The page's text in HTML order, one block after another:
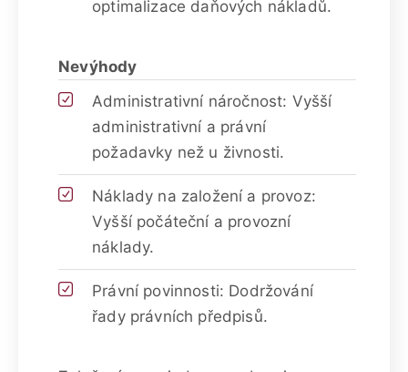
optimalizace daňových nákladů.
Nevýhody
Administrativní náročnost: Vyšší
administrativní a právní
požadavky než u živnosti.
Náklady na založení a provoz:
Vyšší počáteční a provozní
náklady.
Právní povinnosti: Dodržování
řady právních předpisů.